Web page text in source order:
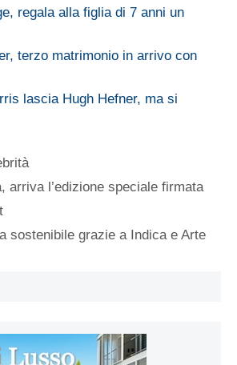
regala alla figlia di 7 anni un
terzo matrimonio in arrivo con
lascia Hugh Hefner, ma si
arriva l’edizione speciale firmata
sostenibile grazie a Indica e Arte